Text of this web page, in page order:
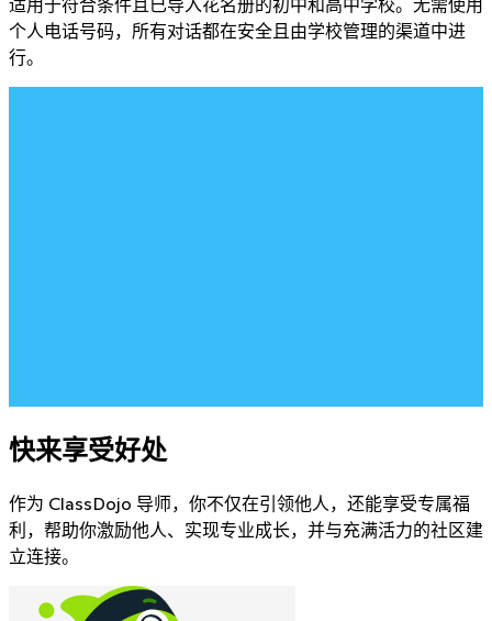
个人电话号码，所有对话都在安全且由学校管理的渠道中进
行。
快来享受好处
作为 ClassDojo 导师，你不仅在引领他人，还能享受专属福
利，帮助你激励他人、实现专业成长，并与充满活力的社区建
立连接。